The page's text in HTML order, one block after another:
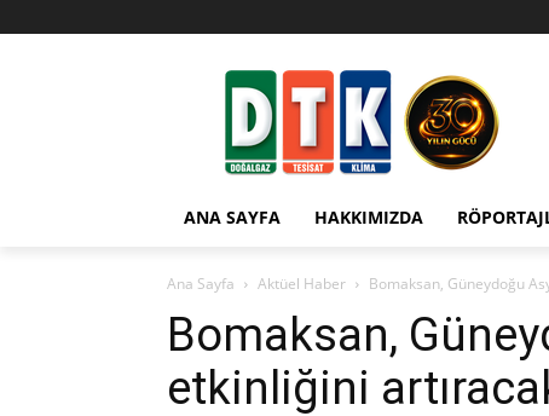
ANA SAYFA HAKKIMIZDA
Ana Sayfa Aktüel Haber Bomaksan, Güneydoğu
Bomaksan,
etkinliğini